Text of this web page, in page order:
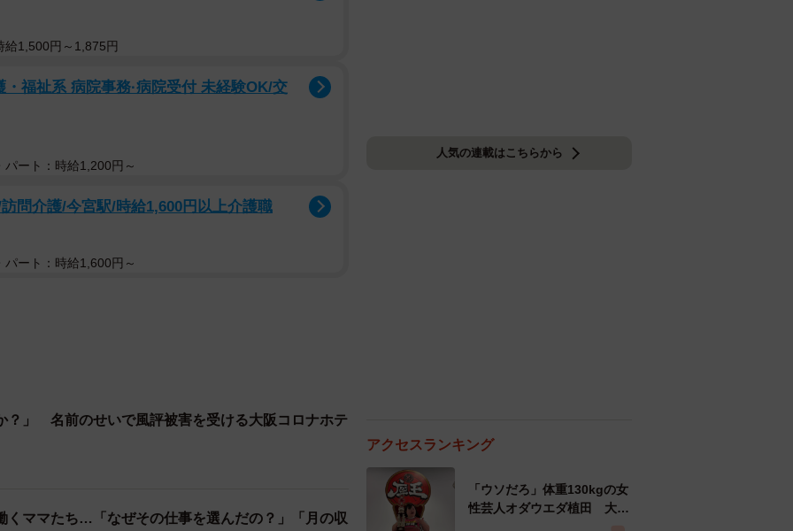
給1,500円～1,875円
福祉系 病院事務·病院受付 未経験OK/交
パート：時給1,200円～
問介護/今宮駅/時給1,600円以上介護職
パート：時給1,600円～
？」 名前のせいで風評被害を受ける大阪コロナホテ
くママたち…「なぜその仕事を選んだの？」「月の収
人気の連載はこちらから
アクセスランキング
「ウソだろ」体重130kgの女
性芸人オダウエダ植田 大学